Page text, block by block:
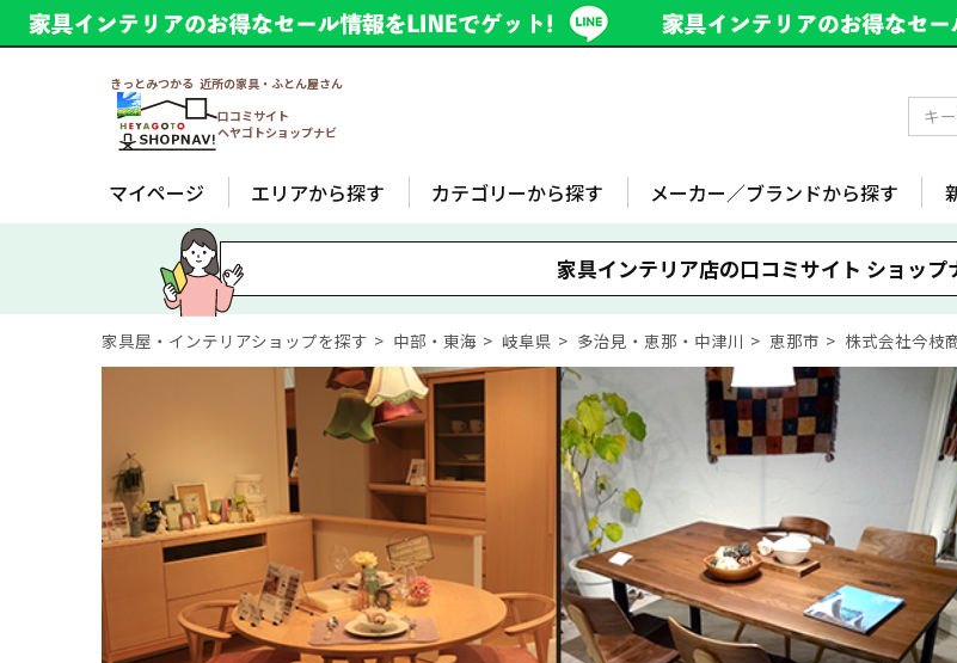
きっとみつかる 近所の家具・ふとん屋さん
口コミサイト
ヘヤゴトショップナビ
マイページ エリアから探す カテゴリーから探す メーカー／ブランドから探す
家具インテリア店の口コミサイト ショップ
家具屋・インテリアショップを探す 中部・東海 岐阜県 多治見・恵那・中津川 恵那市 株式会社今枝